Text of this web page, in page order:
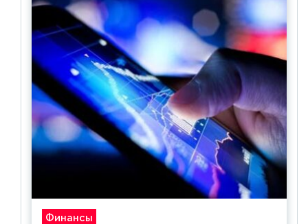
Финансы